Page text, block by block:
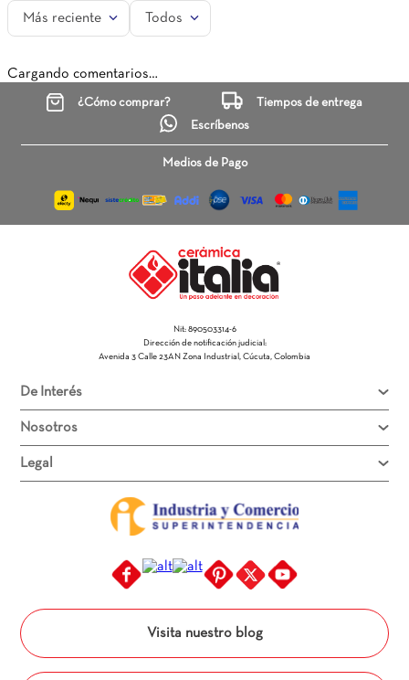
Más reciente Todos
Cargando comentarios…
¿Cómo comprar?
Tiempos de entrega
Escríbenos
Medios de Pago
Nit: 890503314-6
Dirección de notificación judicial:
Avenida 3 Calle 23AN Zona Industrial, Cúcuta, Colombia
De Interés
Nosotros
Legal
Visita nuestro blog